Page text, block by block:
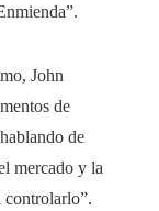
John
de
de
mercado y la
controlarlo”.